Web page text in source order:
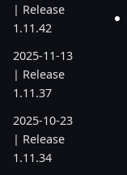
| Release
1.11.42
2025-11-13
| Release
1.11.37
2025-10-23
| Release
1.11.34